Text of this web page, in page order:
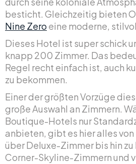
besticht. Gleichzeitig bieten
Nine Zero eine moderne,
Dieses Hotel ist super schick
knapp 200 Zimmer. Das
Regel recht einfach ist, auch
zu bekommen.
Einer der größten Vorzüge
große Auswahl an Zimmern.
Boutique-Hotels nur
anbieten, gibt es hier alles
über Deluxe-Zimmer bis hin
Corner-Skyline-Zimmern und